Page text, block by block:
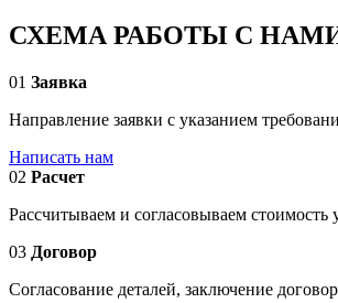
СХЕМА РАБОТЫ С
01 Заявка
Направление заявки с указанием
Написать нам
02 Расчет
Рассчитываем и согласовываем стоимость
03 Договор
Согласование деталей, заключение